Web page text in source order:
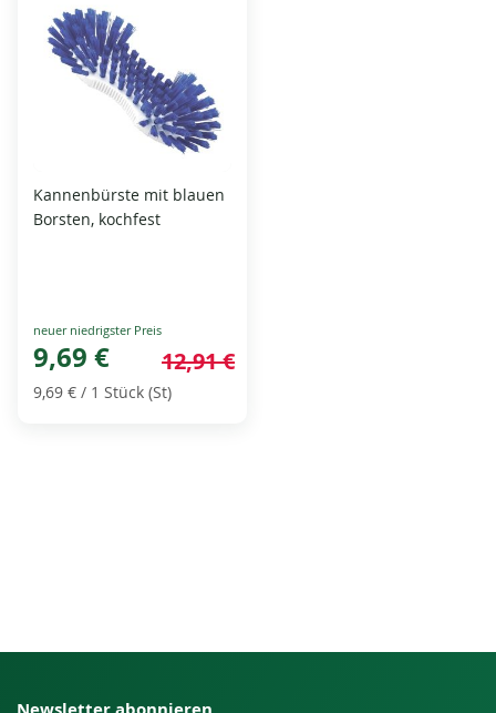
Kannenbürste mit blauen
Borsten, kochfest
Special
Price
9,69 € 12,91 €
9,69 € / 1 Stück (St)